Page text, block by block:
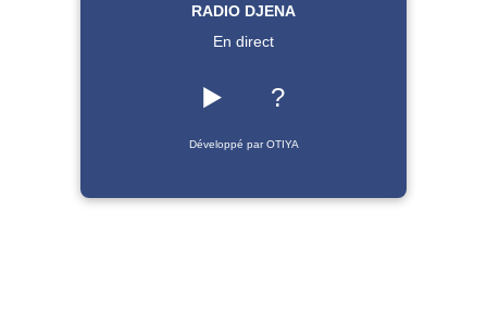
RADIO DJENA
En direct
▶️ ?
Développé par OTIYA